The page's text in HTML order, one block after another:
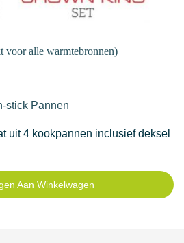
voor alle warmtebronnen)
stick Pannen
uit 4 kookpannen inclusief deksel
Aan Winkelwagen